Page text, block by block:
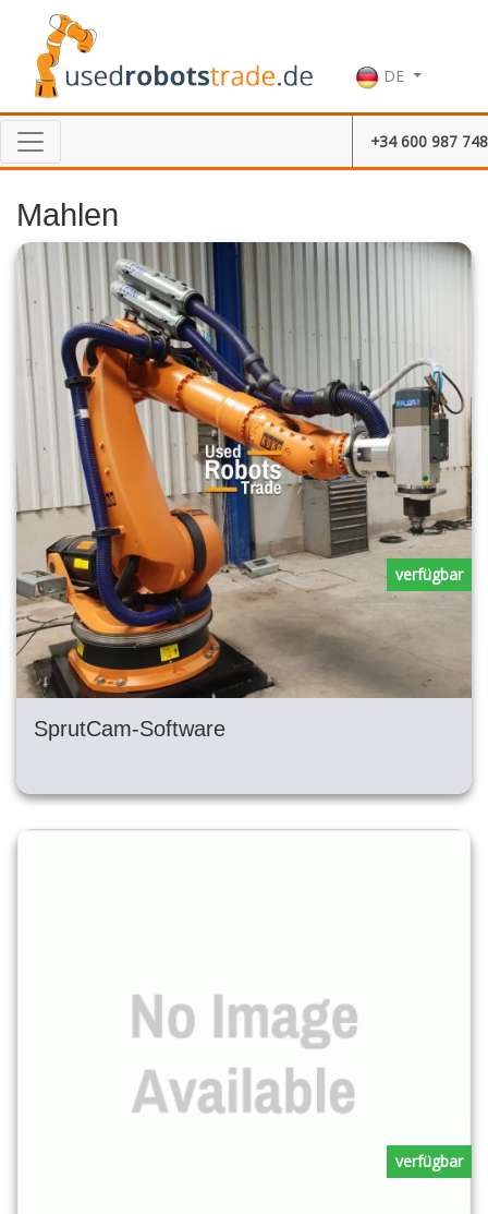
DE
+34 600 987 748
Mahlen
SprutCam-Software
verfügbar
verfügbar